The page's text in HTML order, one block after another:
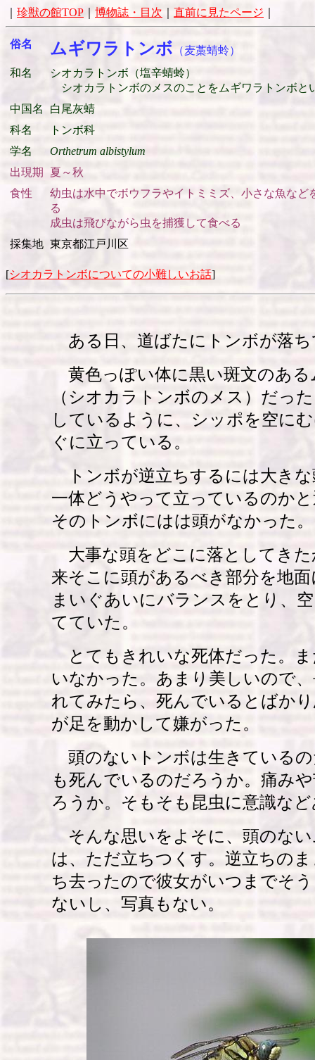
珍獣の館TOP 博物誌・目次 直前に見たページ
俗名 ムギワラトンボ （麦藁蜻蛉）
和名
シオカラトンボ（塩辛蜻蛉）
シオカラトンボのメスのことをムギワラトンボと
中国名
白尾灰蜻
科名
トンボ科
学名
Orthetrum albistylum
出現期
夏～秋
食性
幼虫は水中でボウフラやイトミミズ、小さな魚など
る
成虫は飛びながら虫を捕獲して食べる
採集地 東京都江戸川区
[シオカラトンボについての小難しいお話]
ある日、道ばたにトンボが落ち
黄色っぽい体に黒い斑文のある
（シオカラトンボのメス）だっ
しているように、シッポを空に
ぐに立っている。
トンボが逆立ちするには大きな
一体どうやって立っているのか
そのトンボにはは頭がなかった。
大事な頭をどこに落としてき
来そこに頭があるべき部分を地
まいぐあいにバランスをとり、
てていた。
とてもきれいな死体だった。
いなかった。あまり美しいので
れてみたら、死んでいるとばか
が足を動かして嫌がった。
頭のないトンボは生きている
も死んでいるのだろうか。痛み
ろうか。そもそも昆虫に意識な
そんな思いをよそに、頭のな
は、ただ立ちつくす。逆立ちの
ち去ったので彼女がいつまでそ
ないし、写真もない。